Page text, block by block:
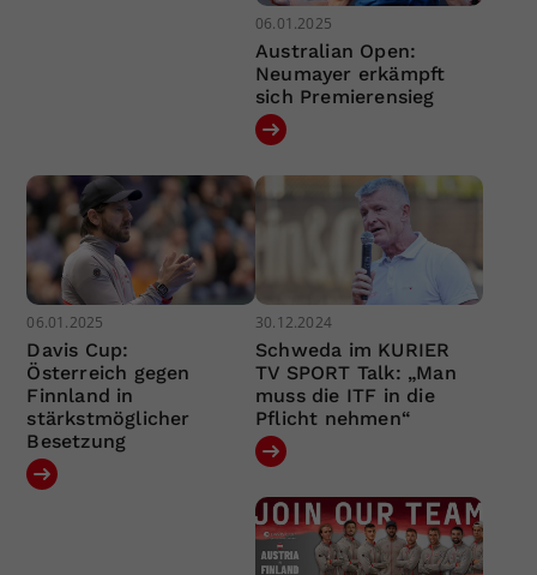
06.01.2025
Australian Open:
Neumayer erkämpft
sich Premierensieg
06.01.2025
Davis Cup:
Österreich gegen
Finnland in
stärkstmöglicher
Besetzung
30.12.2024
Schweda im KURIER
TV SPORT Talk: „Man
muss die ITF in die
Pflicht nehmen“